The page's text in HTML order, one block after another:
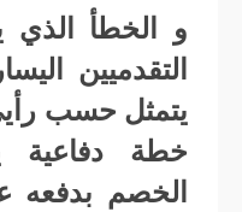
و الخطأ
التقدميين
يتمثل حسب
خطة دفاعية
الخصم بدفعه